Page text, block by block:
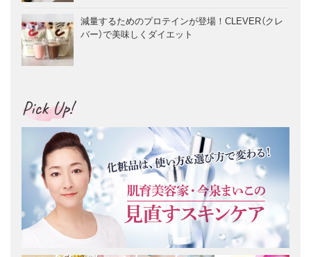
減量するためのプロテインが登場！CLEVER（クレ
バー）で美味しくダイエット
Pick Up!